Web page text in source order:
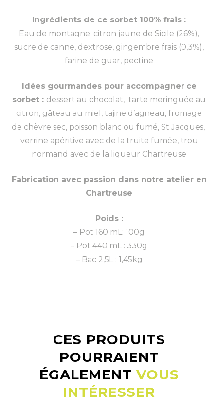
Ingrédients de ce sorbet 100% frais :
Eau de montagne, citron jaune de Sicile (26%),
sucre de canne, dextrose, gingembre frais (0,3%),
farine de guar, pectine
Idées gourmandes pour accompagner ce
sorbet : dessert au chocolat, tarte meringuée au
citron, gâteau au miel, tajine d’agneau, fromage
de chèvre sec, poisson blanc ou fumé, St Jacques,
verrine apéritive avec de la truite fumée, trou
normand avec de la liqueur Chartreuse
Fabrication avec passion dans notre atelier en
Chartreuse
Poids :
– Pot 160 mL: 100g
– Pot 440 mL : 330g
– Bac 2,5L : 1,45kg
CES PRODUITS
POURRAIENT
ÉGALEMENT VOUS
INTÉRESSER